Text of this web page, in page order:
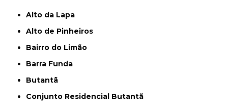
Alto da Lapa
Alto de Pinheiros
Bairro do Limão
Barra Funda
Butantã
Conjunto Residencial Butantã